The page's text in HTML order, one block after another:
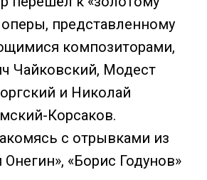
оперы, представленному
композиторами,
Чайковский, Модест
и Николай
Корсаков.
с отрывками из
«Борис Годунов»